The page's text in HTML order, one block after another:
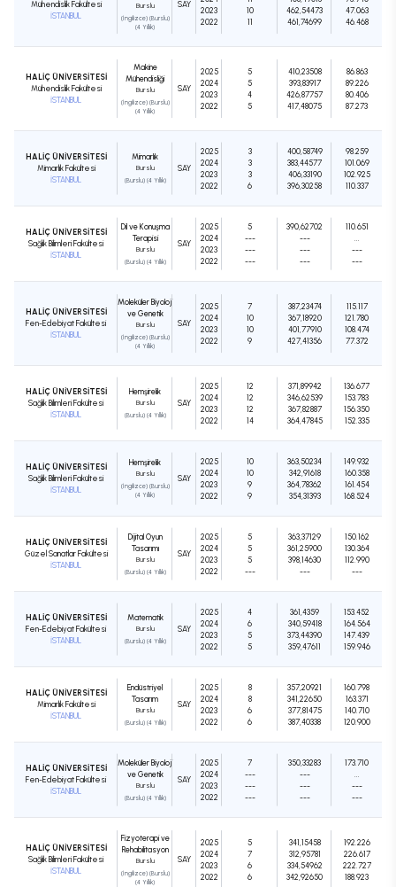
Mühendislik Fakültesi
İSTANBUL
Burslu
(İngilizce) (Burslu)
(4 Yıllık)
SAY
2023
2022
10
11
462,54473
461,74699
47.063
46.468
HALİÇ ÜNİVERSİTESİ
Mühendislik Fakültesi
İSTANBUL
Makine
Mühendisliği
Burslu
(İngilizce) (Burslu)
(4 Yıllık)
SAY
2025
2024
2023
2022
5
5
4
5
410,23508
393,83917
426,87757
417,48075
86.863
89.226
80.406
87.273
HALİÇ ÜNİVERSİTESİ
Mimarlık Fakültesi
İSTANBUL
Mimarlık
Burslu
(Burslu) (4 Yıllık)
SAY
2025
2024
2023
2022
3
3
3
6
400,58749
383,44577
406,33190
396,30258
98.259
101.069
102.925
110.337
HALİÇ ÜNİVERSİTESİ
Sağlık Bilimleri Fakültesi
İSTANBUL
Dil ve Konuşma
Terapisi
Burslu
(Burslu) (4 Yıllık)
SAY
2025
2024
2023
2022
5
---
---
---
390,62702
---
---
---
110.651
---
---
HALİÇ ÜNİVERSİTESİ
Fen-Edebiyat Fakültesi
İSTANBUL
Moleküler Biyoloji
ve Genetik
Burslu
(İngilizce) (Burslu)
(4 Yıllık)
SAY
2025
2024
2023
2022
7
10
10
9
387,23474
367,18920
401,77910
427,41356
115.117
121.780
108.474
77.372
HALİÇ ÜNİVERSİTESİ
Sağlık Bilimleri Fakültesi
İSTANBUL
Hemşirelik
Burslu
(Burslu) (4 Yıllık)
SAY
2025
2024
2023
2022
12
12
12
14
371,89942
346,62539
367,82887
364,47845
136.677
153.783
156.350
152.335
HALİÇ ÜNİVERSİTESİ
Sağlık Bilimleri Fakültesi
İSTANBUL
Hemşirelik
Burslu
(İngilizce) (Burslu)
(4 Yıllık)
SAY
2025
2024
2023
2022
10
10
9
9
363,50234
342,91618
364,78362
354,31393
149.932
160.358
161.454
168.524
HALİÇ ÜNİVERSİTESİ
Güzel Sanatlar Fakültesi
İSTANBUL
Dijital Oyun
Tasarımı
Burslu
(Burslu) (4 Yıllık)
SAY
2025
2024
2023
2022
5
5
5
---
363,37129
361,25900
398,14630
---
150.162
130.364
112.990
---
HALİÇ ÜNİVERSİTESİ
Fen-Edebiyat Fakültesi
İSTANBUL
Matematik
Burslu
(Burslu) (4 Yıllık)
SAY
2025
2024
2023
2022
4
6
5
5
361,4359
340,59418
373,44390
359,47611
153.452
164.564
147.439
159.946
HALİÇ ÜNİVERSİTESİ
Mimarlık Fakültesi
İSTANBUL
Endüstriyel
Tasarım
Burslu
(Burslu) (4 Yıllık)
SAY
2025
2024
2023
2022
8
8
6
6
357,20921
341,22650
377,81475
387,40338
160.798
163.371
140.710
120.900
HALİÇ ÜNİVERSİTESİ
Fen-Edebiyat Fakültesi
İSTANBUL
Moleküler Biyoloji
ve Genetik
Burslu
(Burslu) (4 Yıllık)
SAY
2025
2024
2023
2022
7
---
---
---
350,33283
---
---
---
173.710
---
---
HALİÇ ÜNİVERSİTESİ
Sağlık Bilimleri Fakültesi
İSTANBUL
Fizyoterapi ve
Rehabilitasyon
Burslu
(İngilizce) (Burslu)
(4 Yıllık)
SAY
2025
2024
2023
2022
5
7
6
6
341,15458
312,95781
334,54962
342,92650
192.226
226.617
222.727
188.923